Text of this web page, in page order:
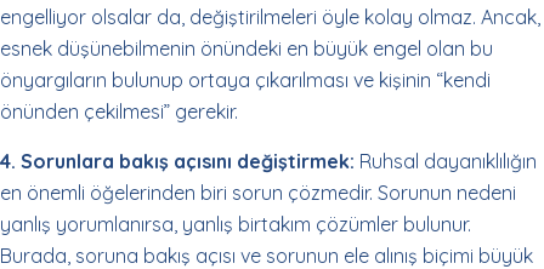
engelliyor olsalar da, değiştirilmeleri öyle kolay olmaz. Ancak,
esnek düşünebilmenin önündeki en büyük engel olan bu
önyargıların bulunup ortaya çıkarılması ve kişinin “kendi
önünden çekilmesi” gerekir.
4. Sorunlara bakış açısını değiştirmek: Ruhsal dayanıklılığın
en önemli öğelerinden biri sorun çözmedir. Sorunun nedeni
yanlış yorumlanırsa, yanlış birtakım çözümler bulunur.
Burada, soruna bakış açısı ve sorunun ele alınış biçimi büyük